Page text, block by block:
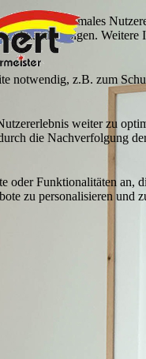
ein optimales
Drittland erfolgen.
notwendig, z.B. zum
weiter zu
die Nachverfolgung
oder Funktionalitäten
zu personalisieren und